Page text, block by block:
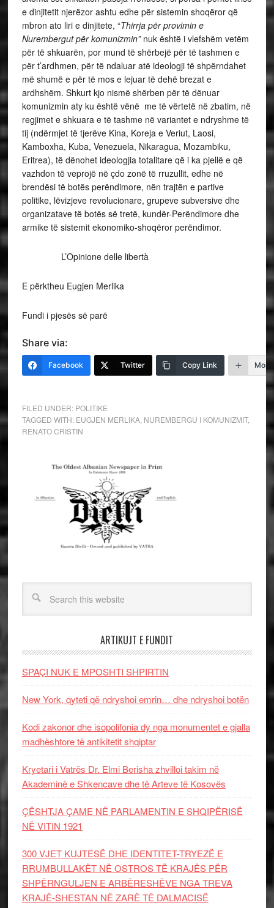
e dinjitetit njerëzor ashtu edhe për sistemin shoqëror që
mbron ato liri e dinjitete, “Thirrja për provimin e
Nurembergut për komunizmin” nuk është i vlefshëm vetëm
për të shkuarën, por mund të shërbejë për të tashmen e
për t’ardhmen, për të ndaluar atë ideologji të shpërndahet
më shumë e për të mos e lejuar të dehë brezat e
ardhshëm. Shkurt kjo nismë shërben për të dënuar
komunizmin aty ku është vënë me të vërtetë në zbatim, në
regjimet e shkuara e të tashme në variantet e ndryshme të
tij (ndërmjet të tjerëve Kina, Koreja e Veriut, Laosi,
Kamboxha, Kuba, Venezuela, Nikaragua, Mozambiku,
Eritrea), të dënohet ideologjia totalitare që i ka pjellë e që
vazhdon të veprojë në çdo zonë të rruzullit, edhe në
brendësi të botës perëndimore, nën trajtën e partive
politike, lëvizjeve revolucionare, grupeve subversive dhe
organizatave të botës së tretë, kundër-Perëndimore dhe
armike të sistemit ekonomiko-shoqëror perëndimor.
L’Opinione delle libertà
E përktheu Eugjen Merlika
Fundi i pjesës së parë
Share via:
Facebook Twitter Copy Link More
FILED UNDER: POLITIKE
TAGGED WITH: EUGJEN MERLIKA, NUREMBERGU I KOMUNIZMIT,
RENATO CRISTIN
ARTIKUJT E FUNDIT
SPAÇI NUK E MPOSHTI SHPIRTIN
New York, qyteti që ndryshoi emrin… dhe ndryshoi botën
Kodi zakonor dhe isopolifonia dy nga monumentet e gjalla
madhështore të antikitetit shqiptar
Kryetari i Vatrës Dr. Elmi Berisha zhvilloi takim në
Akademinë e Shkencave dhe të Arteve të Kosovës
ÇËSHTJA ÇAME NË PARLAMENTIN E SHQIPËRISË
NË VITIN 1921
300 VJET KUJTESË DHE IDENTITET-TRYEZË E
RRUMBULLAKËT NË OSTROS TË KRAJËS PËR
SHPËRNGULJEN E ARBËRESHËVE NGA TREVA
KRAJË-SHESTAN NË ZARË TË DALMACISË